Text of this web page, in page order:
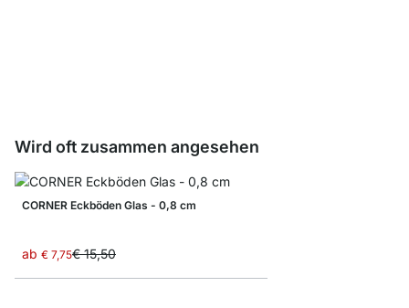
Wird oft zusammen angesehen
CORNER Eckböden Glas - 0,8 cm
ab € 7,75€ 15,50